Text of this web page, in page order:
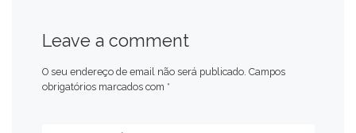
Leave a comment
O seu endereço de email não será publicado. Campos
obrigatórios marcados com *